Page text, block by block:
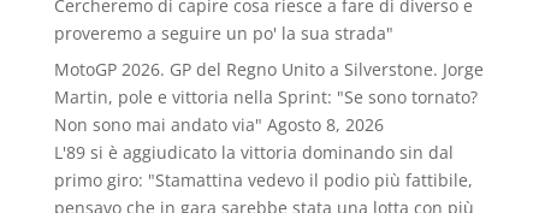
Cercheremo di capire cosa riesce a fare di diverso e
proveremo a seguire un po' la sua strada"
MotoGP 2026. GP del Regno Unito a Silverstone. Jorge
Martin, pole e vittoria nella Sprint: "Se sono tornato?
Non sono mai andato via" Agosto 8, 2026
L'89 si è aggiudicato la vittoria dominando sin dal
primo giro: "Stamattina vedevo il podio più fattibile,
pensavo che in gara sarebbe stata una lotta con più